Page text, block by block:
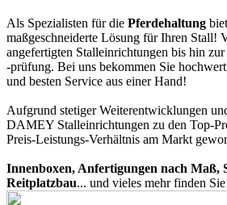
Als Spezialisten für die Pferdehaltung
maßgeschneiderte Lösung für Ihren Stall!
angefertigten Stalleinrichtungen bis hin
-prüfung. Bei uns bekommen Sie
und besten Service aus einer Hand!
Aufgrund stetiger Weiterentwicklungen
DAMEY Stalleinrichtungen zu den Top-
Preis-Leistungs-Verhältnis am Markt
Innenboxen, Anfertigungen nach Maß,
Reitplatzbau... und vieles mehr finden